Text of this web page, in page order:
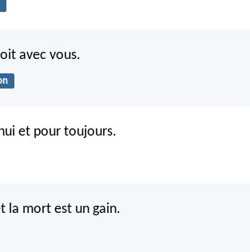
avec vous.
et pour toujours.
la mort est un gain.